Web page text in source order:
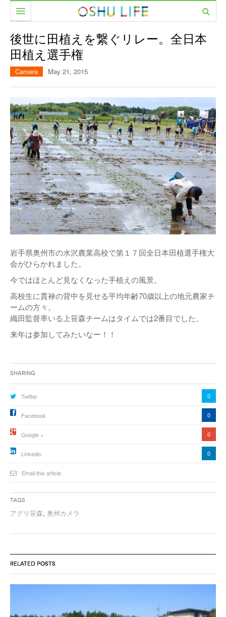
食べる
カフェ
レストラン
暮らす
美容室
家具・雑貨
美容室
農と人をめぐる
遊ぶ
イベント
PEOPLE
CAMERA
MOVIE
後世に田植えを繋ぐリレー。全日本
田植え選手権
Camera May 21, 2015
岩手県奥州市の水沢農業高校で第１７回全日本田植選手権大
会がひらかれました。
今ではほとんど見なくなった手植えの風景。
高校生に貫禄の背中を見せる平均年齢70歳以上の地元農家チ
ームの方々。
織田監督率いる上笹森チームはタイムでは2番目でした。
来年は参加してみたいなー！！
Sharing
Twitter 0
Facebook 0
Google + 0
Linkedin 0
Email this article
Tags
アグリ笹森, 奥州カメラ
RELATED POSTS